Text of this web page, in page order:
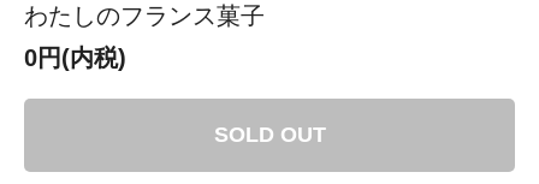
わたしのフランス菓子
0円(内税)
SOLD OUT